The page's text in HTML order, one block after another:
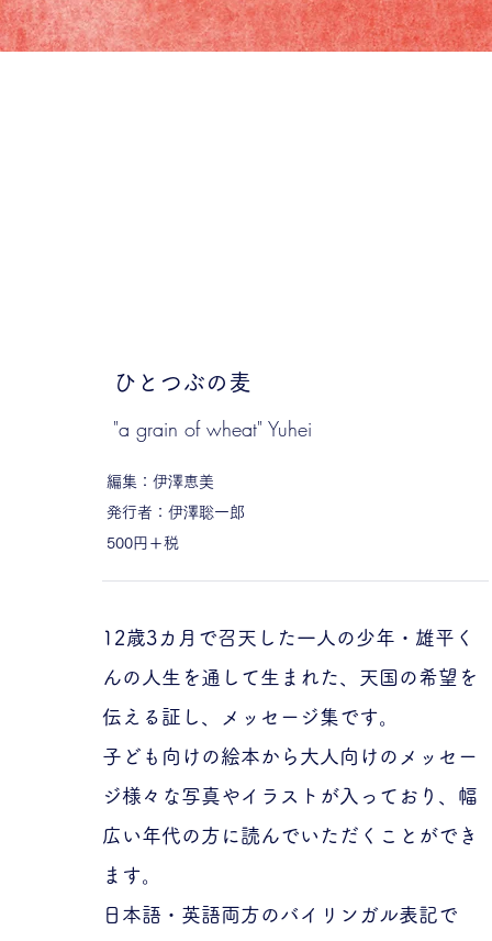
ひとつぶの麦
"a grain of wheat" Yuhei
編集：伊澤恵美
発行者：伊澤聡一郎
500円＋税
12歳3カ月で召天した一人の少年・雄平く
んの人生を通して生まれた、天国の希望を
伝える証し、メッセージ集です。
子ども向けの絵本から大人向けのメッセー
ジ様々な写真やイラストが入っており、幅
広い年代の方に読んでいただくことができ
ます。
日本語・英語両方のバイリンガル表記で